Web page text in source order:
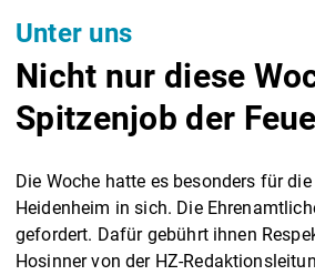
Unter uns
Nicht nur diese
Spitzenjob der
Die Woche hatte es besonders für
Heidenheim in sich. Die
gefordert. Dafür gebührt ihnen
Hosinner von der HZ-